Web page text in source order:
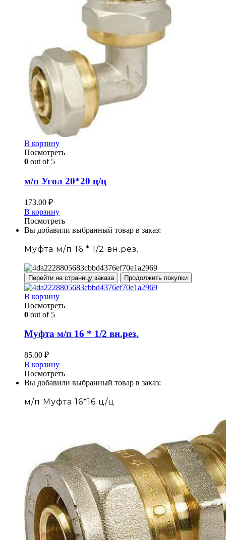
В корзину
Посмотреть
0 out of 5
м/п Угол 20*20 ц/ц
173.00 ₽
В корзину
Посмотреть
Вы добавили выбранный товар в заказ:
Муфта м/п 16 * 1/2 вн.рез.
Перейти на страницу заказа Продолжить покупки
В корзину
Посмотреть
0 out of 5
Муфта м/п 16 * 1/2 вн.рез.
85.00 ₽
В корзину
Посмотреть
Вы добавили выбранный товар в заказ:
м/п Муфта 16*16 ц/ц